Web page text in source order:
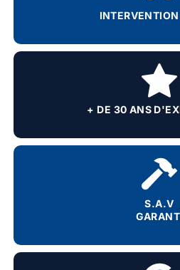
INTERVENTION
+ DE 30 ANS
S.A.V